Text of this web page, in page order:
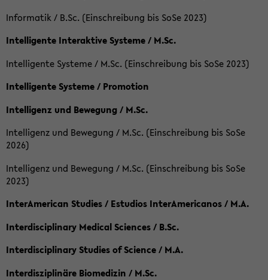
Informatik / B.Sc. (Einschreibung bis SoSe 2023)
Intelligente Interaktive Systeme / M.Sc.
Intelligente Systeme / M.Sc. (Einschreibung bis SoSe 2023)
Intelligente Systeme / Promotion
Intelligenz und Bewegung / M.Sc.
Intelligenz und Bewegung / M.Sc. (Einschreibung bis SoSe
2026)
Intelligenz und Bewegung / M.Sc. (Einschreibung bis SoSe
2023)
InterAmerican Studies / Estudios InterAmericanos / M.A.
Interdisciplinary Medical Sciences / B.Sc.
Interdisciplinary Studies of Science / M.A.
Interdisziplinäre Biomedizin / M.Sc.